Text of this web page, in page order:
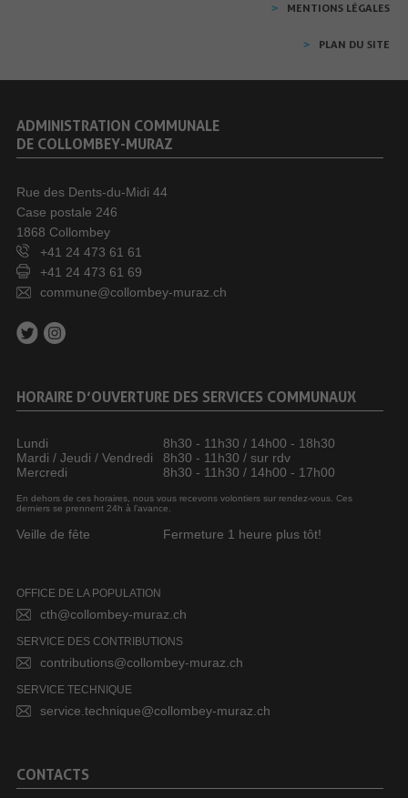
MENTIONS LÉGALES
PLAN DU SITE
ADMINISTRATION COMMUNALE
DE COLLOMBEY-MURAZ
Rue des Dents-du-Midi 44
Case postale 246
1868 Collombey
+41 24 473 61 61
+41 24 473 61 69
commune@collombey-muraz.ch
HORAIRE D’OUVERTURE DES SERVICES COMMUNAUX
Lundi
8h30 - 11h30 / 14h00 - 18h30
Mardi / Jeudi / Vendredi
8h30 - 11h30 / sur rdv
Mercredi
8h30 - 11h30 / 14h00 - 17h00
En dehors de ces horaires, nous vous recevons volontiers sur rendez-vous. Ces
derniers se prennent 24h à l’avance.
Veille de fête Fermeture 1 heure plus tôt!
OFFICE DE LA POPULATION
cth@collombey-muraz.ch
SERVICE DES CONTRIBUTIONS
contributions@collombey-muraz.ch
SERVICE TECHNIQUE
service.technique@collombey-muraz.ch
CONTACTS